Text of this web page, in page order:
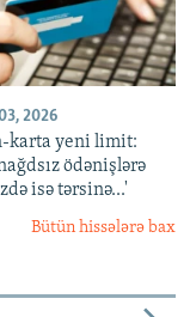
2026
karta yeni limit:
ödənişlərə
isə tərsinə...'
Bütün hissələrə bax